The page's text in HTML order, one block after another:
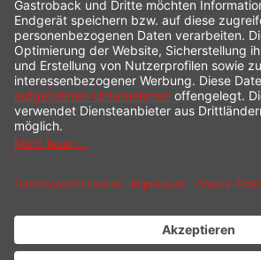
INFORMATION
SHOP SERVICE
VERSAND
* Alle Preise inkl. gesetzl. Mehrwertsteuer zzgl.
Nachnahmegebühren, wenn nicht